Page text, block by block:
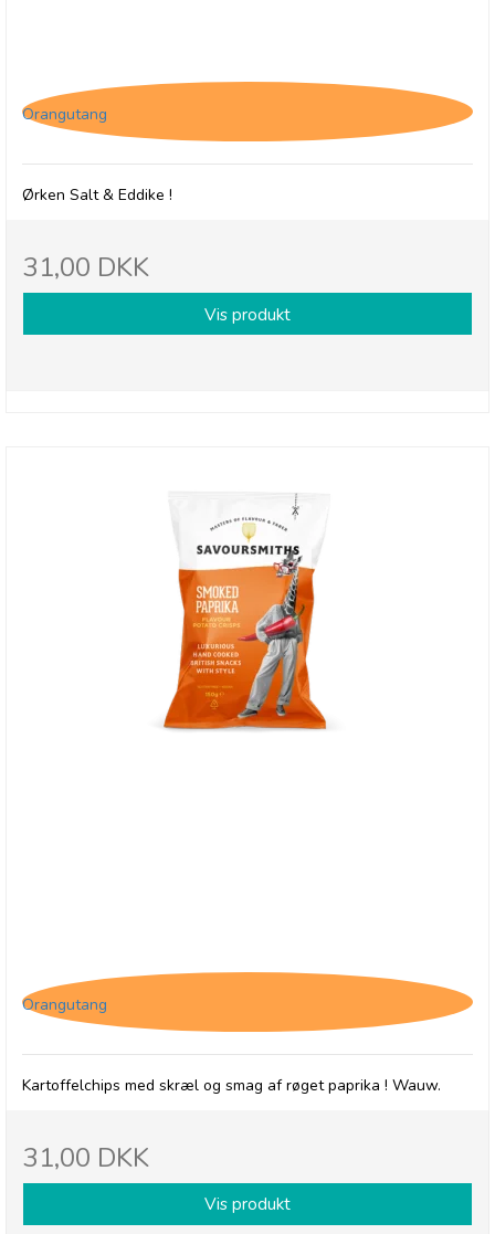
Orangutang
Ørken Salt & Eddike !
31,00 DKK
Vis produkt
Orangutang
Kartoffelchips med skræl og smag af røget paprika ! Wauw.
31,00 DKK
Vis produkt